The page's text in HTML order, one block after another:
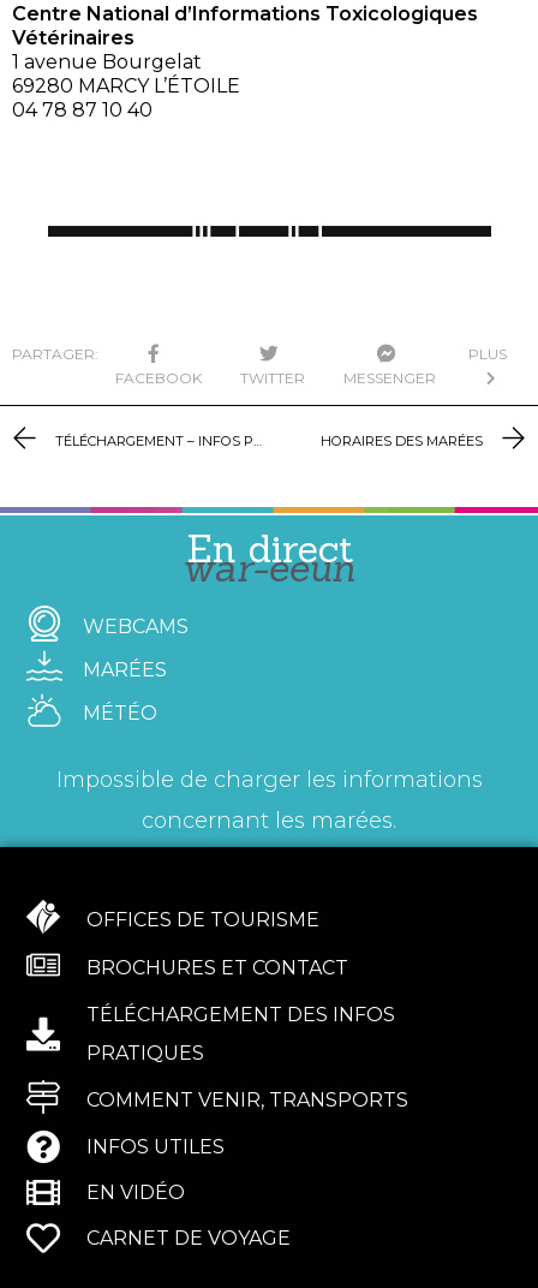
Centre National d’Informations Toxicologiques
Vétérinaires
1 avenue Bourgelat
69280 MARCY L’ÉTOILE
04 78 87 10 40
PARTAGER:
FACEBOOK
TWITTER MESSENGER
PLUS
TÉLÉCHARGEMENT – INFOS PRATIQUES HORAIRES DES MARÉES
En direct
war-eeun
WEBCAMS
MARÉES
MÉTÉO
Impossible de charger les informations
concernant les marées.
OFFICES DE TOURISME
BROCHURES ET CONTACT
TÉLÉCHARGEMENT DES INFOS
PRATIQUES
COMMENT VENIR, TRANSPORTS
INFOS UTILES
EN VIDÉO
CARNET DE VOYAGE